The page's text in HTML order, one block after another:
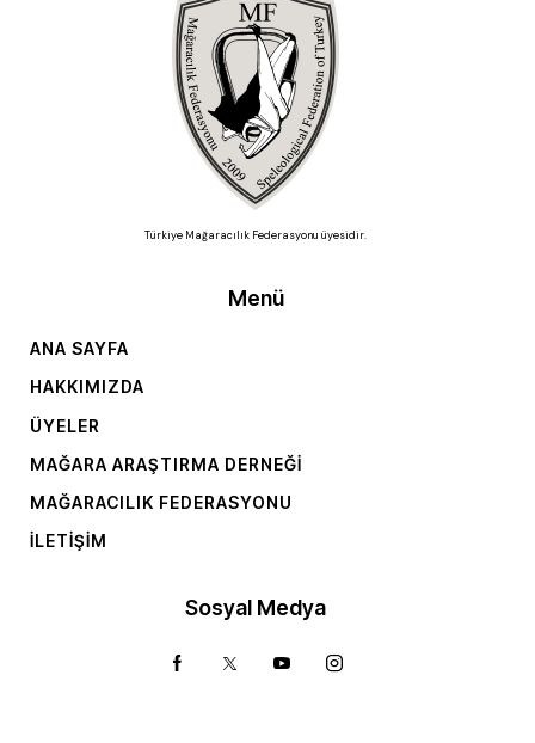
Türkiye Mağaracılık Federasyonu üyesidir.
Menü
ANA SAYFA
HAKKIMIZDA
ÜYELER
MAĞARA ARAŞTIRMA DERNEĞI
MAĞARACILIK FEDERASYONU
İLETIŞIM
Sosyal Medya